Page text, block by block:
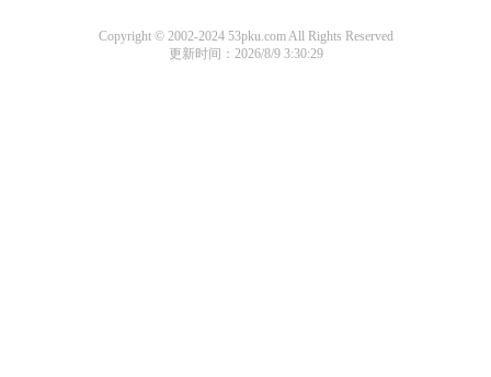
Copyright © 2002-2024 53pku.com All Rights Reserved
更新时间：2026/8/9 3:30:29